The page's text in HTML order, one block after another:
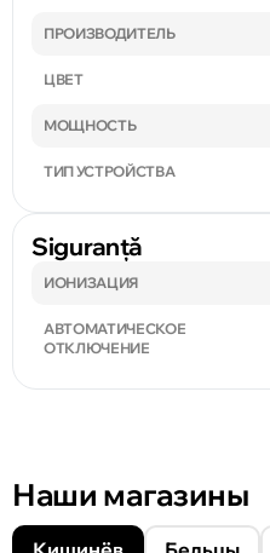
ПРОИЗВОДИТЕЛЬ
ЦВЕТ
МОЩНОСТЬ
ТИП УСТРОЙСТВА
Siguranță
ИОНИЗАЦИЯ
АВТОМАТИЧЕСКОЕ
ОТКЛЮЧЕНИЕ
Наши магазины